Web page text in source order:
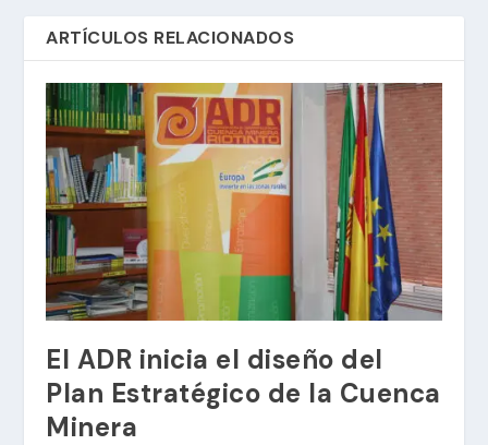
ARTÍCULOS RELACIONADOS
El ADR inicia el diseño del
Plan Estratégico de la Cuenca
Minera